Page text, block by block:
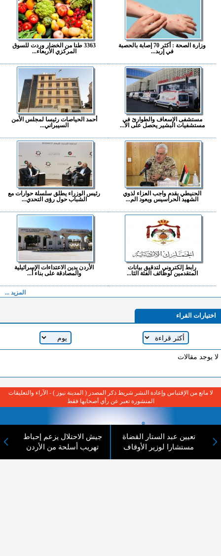
وزارة الصحة : أكثر 70 إصابة بالحصبة
في إربد...
3363 طنا من الخضار وردت للسوق
المركزي الأربعاء...
مستشفى الإسعاف والطوارئ في
مستشفيات البشير يحصل على الا...
أحمد الحياصات رئيسا لمجلس الأمن
السيبراني...
الحنيطي يقدم واجب العزاء لذوي
الشهيد الحراسيس ويعود الم...
رئيس الوزراء يطلق سلسلة حوارات مع
الشباب حول رؤى التحدي...
رابط إلكتروني لتدقيق بيانات
المتقدمين لوظائف الفئة الثا...
الأردن يدين الاعتداءات الإسرائيلية
والمصادقة على بناء أ...
المزيد ...
اختيارات القراء
لا يوجد مقالات
تعيين عبد الستار القضاة
مستشارا لوزير الأوقاف
جيش الاحتلال يزعم إحباط
تهريب أسلحة من الأردن
لا مانع من الإقتباس وإعادة النشر شريط ذكر المصدر ( المدينة نيوز ) - الآراء والتعليقات
المنشورة تعبر عن رأي أصحابها فقط